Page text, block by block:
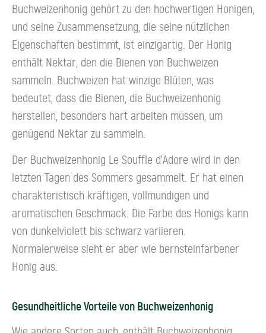
Buchweizenhonig gehört zu den hochwertigen Honigen,
und seine Zusammensetzung, die seine nützlichen
Eigenschaften bestimmt, ist einzigartig. Der Honig
enthält Nektar, den die Bienen von Buchweizen
sammeln. Buchweizen hat winzige Blüten, was
bedeutet, dass die Bienen, die Buchweizenhonig
herstellen, besonders hart arbeiten müssen, um
genügend Nektar zu sammeln.
Der Buchweizenhonig Le Souffle d'Adore wird in den
letzten Tagen des Sommers gesammelt. Er hat einen
charakteristisch kräftigen, vollmundigen und
aromatischen Geschmack. Die Farbe des Honigs kann
von dunkelviolett bis schwarz variieren.
Normalerweise sieht er aber wie bernsteinfarbener
Honig aus.
Gesundheitliche Vorteile von Buchweizenhonig